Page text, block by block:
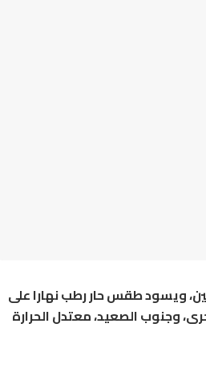
ويسود طقس حار رطب نهارا على
وجنوب الصعيد، معتدل الحرارة